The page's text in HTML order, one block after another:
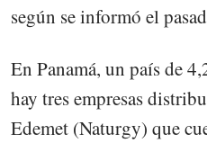
según se informó el
En Panamá, un país de
hay tres empresas
Edemet (Naturgy) que